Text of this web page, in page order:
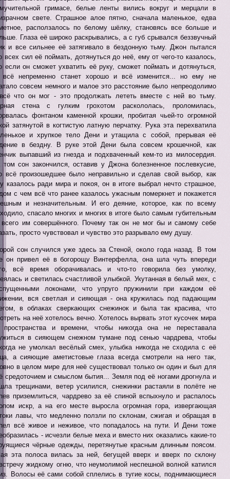
гримасе, белые ленты вились вокруг и мерцали в
свете. Страшное алое пятно, сначала маленькое, едва
расползалось по белому шёлку, становясь все больше и
Глаза её широко раскрывались, а с губ срывался беззвучный
и все сильнее её затягивало в бездонную тьму. Джон пытался
всех сил её поймать, дотянуться до неё, ему от чего-то казалось,
если он сможет ухватить её руку, сможет поймать и дотянуться,
всё непременно станет хорошо и всё изменится... но ему не
совсем немного и малое это расстояние было непреодолимо
что он мог - это продолжать лететь вместе с ней во тьму.
стена с гулким грохотом раскололась, проломилась,
фонтаном каменной крошки, пробитая чьей-то огромной
затянутой в когтистую латную перчатку. Рука эта перехватила
и хрупкое тело Дени и утащила с собой, прерывая её
в бездну. В руке этой Дени была совсем крошечной, как
выпавший из гнезда и подхваченный кем-то из милосердия.
том сон закончился, оставив у Джона болезненное послевкусие,
всё произошедшее было неправильно и сделав свой выбор, как
казалось ради мира и покоя, он в итоге выбрал нечто страшное,
с чем всё что ранее казалось ужасным померкнет и покажется
и незначительным. И его деяние, которое, как по всему
спасало многих и многих в итоге было самым губительным
всего им совершённого. Почему так он не мог бы и самому себе
просто чувствовал и чувство это разрывало ему душу.
сон случился уже здесь за Стеной, около года назад. В том
он привел её в богорощу Винтерфелла, она шла чуть впереди
всё время оборачивалась и что-то говорила без умолку,
и светилась счастливой улыбкой. Укутанная в белый мех, с
локонами, что упруго пружинили при каждом её
вся светлая и сияющая - она кружилась под падающим
в облаках сверкающих снежинок и была так красива, что
на неё хотелось вечно. Хотелось вырвать этот кусочек мира
пространства и времени, чтобы никогда она не переставала
в сияющем снежном тумане под сенью чардрева, чтобы
не умолкал весёлый смех, улыбка никогда не сходила с её
а сияющие аметистовые глаза всегда смотрели на него так,
в целом мире для неё существовал только он один и был для
средоточием и смыслом бытия... Земля под её ногами дрогнула и
трещинами, ветер усилился, снежинки растаяли в полёте не
приземлиться, чардрево за её спиной вспыхнуло и распалось
искр, а на его месте выросла огромная гора, извергающая
лавы, что медленно ползли по склонам, сжигая и обращая в
всё живое и неживое, что попадалось на пути. И Дени тоже
- исчезли белые меха и вместо них оказались какие-то
чёрные одежды, перетянутые красным длинным поясом.
эта полоса вилась за ней, бегущей вверх и вверх по склону
жидкому огню, что неумолимой неспешной волной катился
Волосы её сами собой сплелись в тугие косы, поднимающиеся